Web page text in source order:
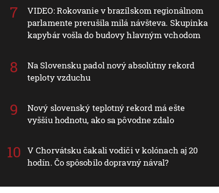
VIDEO: Rokovanie v brazílskom regionálnom
parlamente prerušila milá návšteva. Skupinka
kapybár vošla do budovy hlavným vchodom
Na Slovensku padol nový absolútny rekord
teploty vzduchu
Nový slovenský teplotný rekord má ešte
vyššiu hodnotu, ako sa pôvodne zdalo
V Chorvátsku čakali vodiči v kolónach aj 20
hodín. Čo spôsobilo dopravný nával?